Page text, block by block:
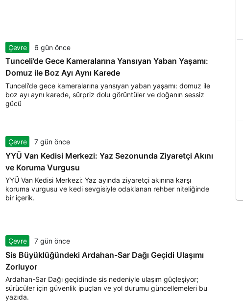
Çevre 6 gün önce
Tunceli’de Gece Kameralarına Yansıyan Yaban Yaşamı:
Domuz ile Boz Ayı Aynı Karede
Tunceli’de gece kameralarına yansıyan yaban yaşamı: domuz ile
boz ayı aynı karede, sürpriz dolu görüntüler ve doğanın sessiz
gücü
Çevre 7 gün önce
YYÜ Van Kedisi Merkezi: Yaz Sezonunda Ziyaretçi Akını
ve Koruma Vurgusu
YYÜ Van Kedisi Merkezi: Yaz ayında ziyaretçi akınına karşı
koruma vurgusu ve kedi sevgisiyle odaklanan rehber niteliğinde
bir içerik.
Çevre 7 gün önce
Sis Büyüklüğündeki Ardahan-Sar Dağı Geçidi Ulaşımı
Zorluyor
Ardahan-Sar Dağı geçidinde sis nedeniyle ulaşım güçleşiyor;
sürücüler için güvenlik ipuçları ve yol durumu güncellemeleri bu
yazıda.